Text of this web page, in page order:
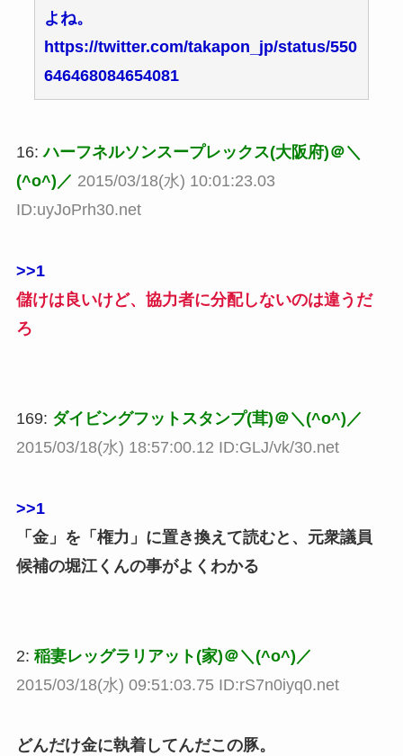
よね。
https://twitter.com/takapon_jp/status/550
646468084654081
16: ハーフネルソンスープレックス(大阪府)＠＼
(^o^)／ 2015/03/18(水) 10:01:23.03
ID:uyJoPrh30.net
>>1
儲けは良いけど、協力者に分配しないのは違うだ
ろ
169: ダイビングフットスタンプ(茸)＠＼(^o^)／
2015/03/18(水) 18:57:00.12 ID:GLJ/vk/30.net
>>1
「金」を「権力」に置き換えて読むと、元衆議員
候補の堀江くんの事がよくわかる
2: 稲妻レッグラリアット(家)＠＼(^o^)／
2015/03/18(水) 09:51:03.75 ID:rS7n0iyq0.net
どんだけ金に執着してんだこの豚。